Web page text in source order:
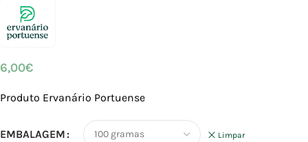
6,00€
Produto Ervanário Portuense
EMBALAGEM Limpar